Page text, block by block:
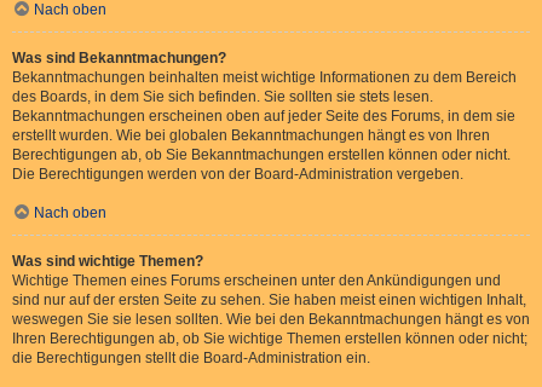
Nach oben
Was sind Bekanntmachungen?
Bekanntmachungen beinhalten meist wichtige Informationen zu dem Bereich
des Boards, in dem Sie sich befinden. Sie sollten sie stets lesen.
Bekanntmachungen erscheinen oben auf jeder Seite des Forums, in dem sie
erstellt wurden. Wie bei globalen Bekanntmachungen hängt es von Ihren
Berechtigungen ab, ob Sie Bekanntmachungen erstellen können oder nicht.
Die Berechtigungen werden von der Board-Administration vergeben.
Nach oben
Was sind wichtige Themen?
Wichtige Themen eines Forums erscheinen unter den Ankündigungen und
sind nur auf der ersten Seite zu sehen. Sie haben meist einen wichtigen Inhalt,
weswegen Sie sie lesen sollten. Wie bei den Bekanntmachungen hängt es von
Ihren Berechtigungen ab, ob Sie wichtige Themen erstellen können oder nicht;
die Berechtigungen stellt die Board-Administration ein.